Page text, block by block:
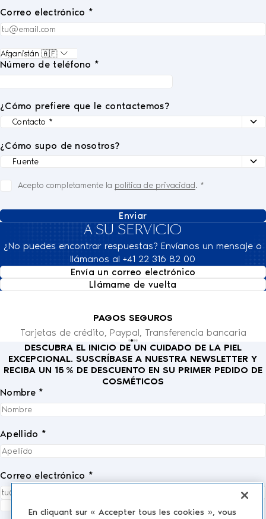
Correo electrónico *
Número de teléfono *
¿Cómo prefiere que le contactemos?
¿Cómo supo de nosotros?
Acepto completamente la política de privacidad. *
Enviar
A SU SERVICIO
¿No puedes encontrar respuestas? Envíanos un mensaje o
llámanos al +41 22 316 82 00
Envía un correo electrónico
Llámame de vuelta
PAGOS SEGUROS
Tarjetas de crédito, Paypal, Transferencia bancaria
DESCUBRA EL INICIO DE UN CUIDADO DE LA PIEL
EXCEPCIONAL. SUSCRÍBASE A NUESTRA NEWSLETTER Y
RECIBA UN 15 % DE DESCUENTO EN SU PRIMER PEDIDO DE
COSMÉTICOS
Nombre *
Apellido *
Correo electrónico *
En cliquant sur « Accepter tous les cookies », vous